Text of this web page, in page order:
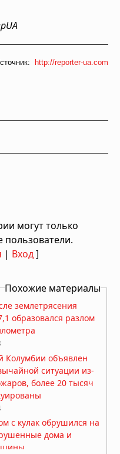
http://reporter-ua.com
могут только
пользователи.
| Вход]
Похожие материалы
землетрясения
образовался разлом
Колумбии объявлен
ситуации из-
более 20 тысяч
с кулак обрушился на
дома и